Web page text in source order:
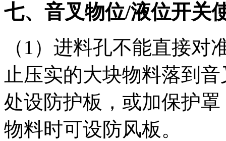
七、音叉物位/液位开关
（1）进料孔不能直接
止压实的大块物料落到
处设防护板，或加保护
物料时可设防风板。